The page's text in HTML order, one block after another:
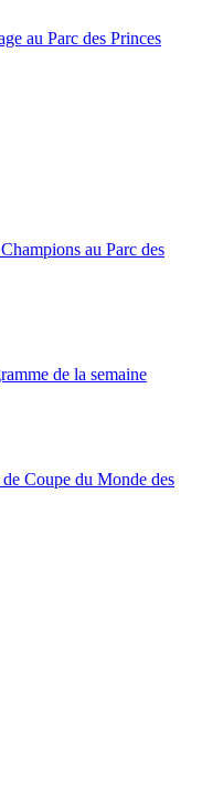
au Parc des Princes
au Parc des
de la semaine
Coupe du Monde des